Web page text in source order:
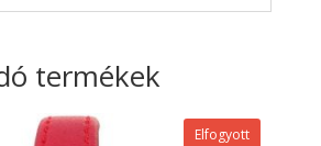
termékek
Elfogyott